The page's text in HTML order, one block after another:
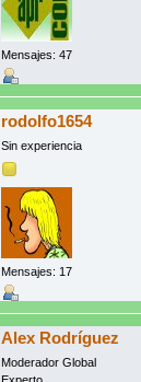
Mensajes: 47
rodolfo1654
Sin experiencia
Mensajes: 17
Alex Rodríguez
Moderador Global